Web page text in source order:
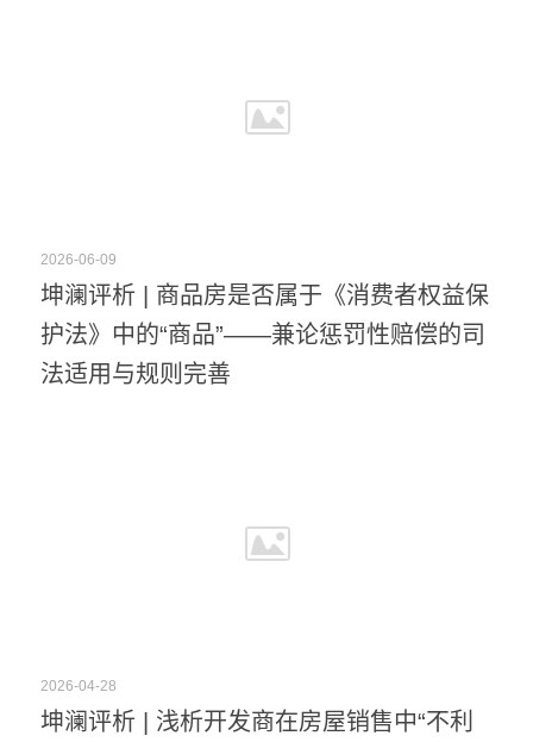
2026-06-09
坤澜评析 | 商品房是否属于《消费者权益保
护法》中的“商品”——兼论惩罚性赔偿的司
法适用与规则完善
2026-04-28
坤澜评析 | 浅析开发商在房屋销售中“不利